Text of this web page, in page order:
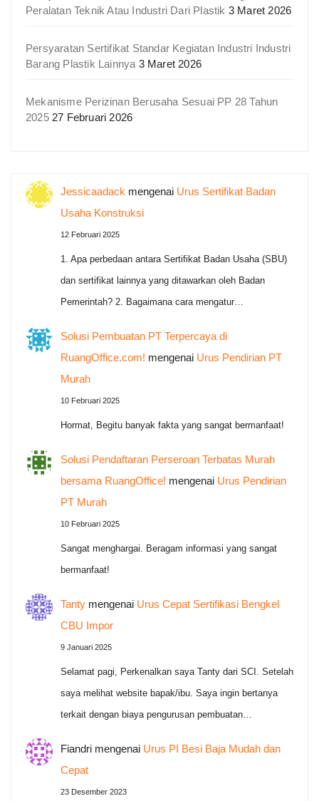
Peralatan Teknik Atau Industri Dari Plastik 3 Maret 2026
Persyaratan Sertifikat Standar Kegiatan Industri Industri
Barang Plastik Lainnya 3 Maret 2026
Mekanisme Perizinan Berusaha Sesuai PP 28 Tahun
2025 27 Februari 2026
Jessicaadack mengenai Urus Sertifikat Badan
Usaha Konstruksi
12 Februari 2025
1. Apa perbedaan antara Sertifikat Badan Usaha (SBU)
dan sertifikat lainnya yang ditawarkan oleh Badan
Pemerintah? 2. Bagaimana cara mengatur…
Solusi Pembuatan PT Terpercaya di
RuangOffice.com! mengenai Urus Pendirian PT
Murah
10 Februari 2025
Hormat, Begitu banyak fakta yang sangat bermanfaat!
Solusi Pendaftaran Perseroan Terbatas Murah
bersama RuangOffice! mengenai Urus Pendirian
PT Murah
10 Februari 2025
Sangat menghargai. Beragam informasi yang sangat
bermanfaat!
Tantymengenai Urus Cepat Sertifikasi Bengkel
CBU Impor
9 Januari 2025
Selamat pagi, Perkenalkan saya Tanty dari SCI. Setelah
saya melihat website bapak/ibu. Saya ingin bertanya
terkait dengan biaya pengurusan pembuatan…
Fiandrimengenai Urus PI Besi Baja Mudah dan
Cepat
23 Desember 2023